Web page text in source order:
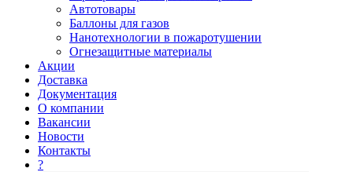
Автотовары
Баллоны для газов
Нанотехнологии в пожаротушении
Огнезащитные материалы
Акции
Доставка
Документация
О компании
Вакансии
Новости
Контакты
?